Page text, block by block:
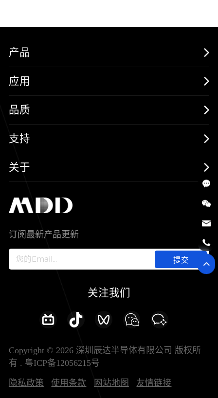
产品
MOSFETs
保护器件
三极管
SiC
IC
应用
消费电子
汽车电子
新能源
智能家居
新兴行业
品质
可靠性实验室
质量与环境
其他信息(PCN)
支持
样品与支持
关于
加入我们
订阅最新产品更新
提交
关注我们
Copyright © 2026 深圳辰达半导体有限公司 版权所
有 . 粤ICP备12056215号
隐私政策 使用条款 网站地图 友情链接